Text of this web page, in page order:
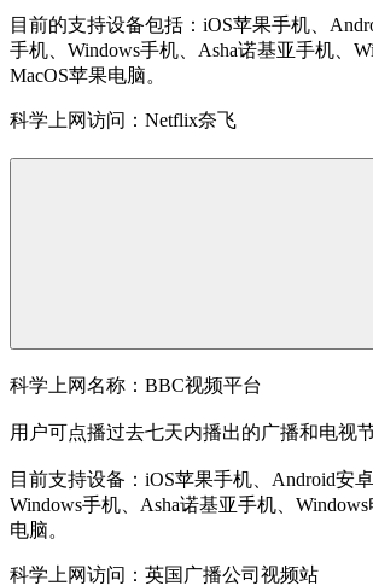
目前的支持设备包括：iOS苹果手机、
手机、Windows手机、Asha诺基亚手机、
MacOS苹果电脑。
科学上网访问：Netflix奈飞
科学上网名称：BBC视频平台
用户可点播过去七天内播出的广播和电视节
目前支持设备：iOS苹果手机、Android安
Windows手机、Asha诺基亚手机、
电脑。
科学上网访问：英国广播公司视频站